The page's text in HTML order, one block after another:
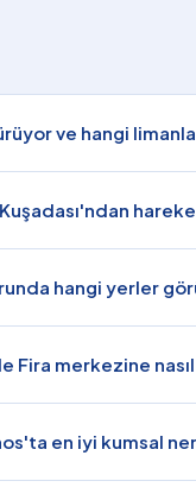
ve hangi
hangi yerler
Fira merkezine nasıl
en iyi kumsal